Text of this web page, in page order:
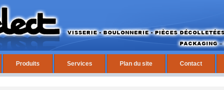
Produits Services Plan du site Contact